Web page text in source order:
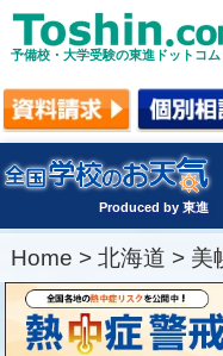
予備校・大学受験の東進ドットコム
Produced by 東進
Home > 北海道 > 美